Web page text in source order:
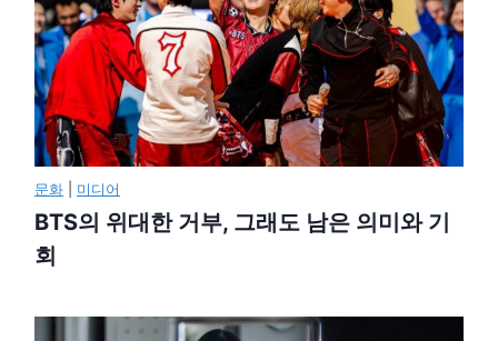
문화 미디어
BTS의 위대한 거부, 그래도 남은 의미와 기
회